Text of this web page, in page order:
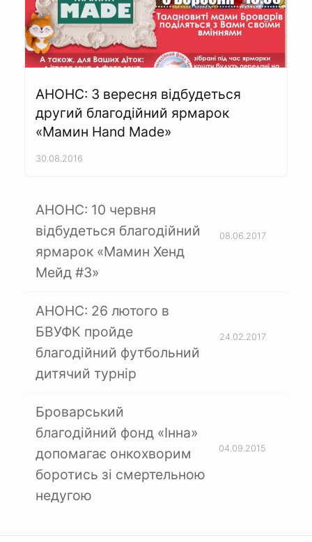
АНОНС: 3 вересня відбудеться
другий благодійний ярмарок
«Мамин Hand Made»
30.08.2016
АНОНС: 10 червня
відбудеться благодійний
ярмарок «Мамин Хенд
Мейд #3»
08.06.2017
АНОНС: 26 лютого в
БВУФК пройде
благодійний футбольний
дитячий турнір
24.02.2017
Броварський
благодійний фонд «Інна»
допомагає онкохворим
боротись зі смертельною
недугою
04.09.2015